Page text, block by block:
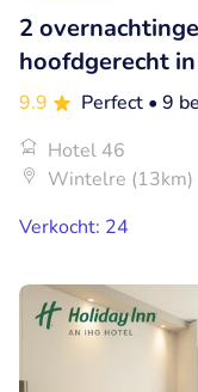
2
hoofdgerecht
9.9 Perfect • 9
Hotel 46
Wintelre (13km)
Verkocht: 24